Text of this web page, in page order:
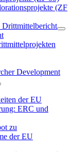
(ZF
Drittmittelbericht
Development
der EU
ERC und
zu
der EU